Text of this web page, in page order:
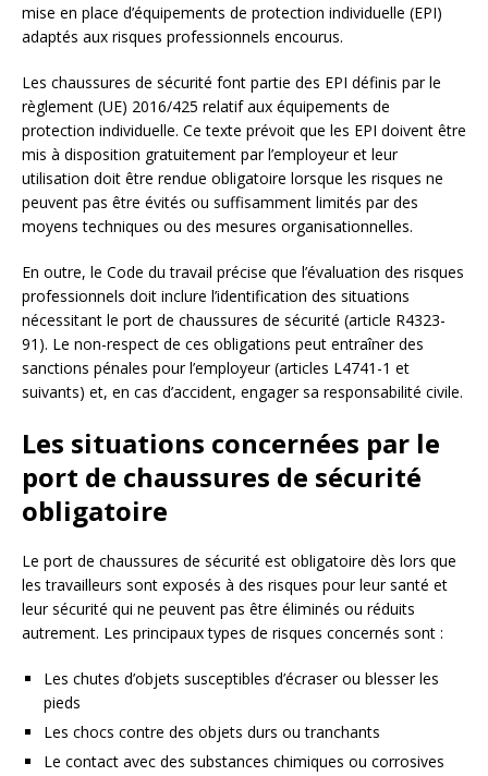
mise en place d’équipements de protection individuelle (EPI)
adaptés aux risques professionnels encourus.
Les chaussures de sécurité font partie des EPI définis par le
règlement (UE) 2016/425 relatif aux équipements de
protection individuelle. Ce texte prévoit que les EPI doivent être
mis à disposition gratuitement par l’employeur et leur
utilisation doit être rendue obligatoire lorsque les risques ne
peuvent pas être évités ou suffisamment limités par des
moyens techniques ou des mesures organisationnelles.
En outre, le Code du travail précise que l’évaluation des risques
professionnels doit inclure l’identification des situations
nécessitant le port de chaussures de sécurité (article R4323-
91). Le non-respect de ces obligations peut entraîner des
sanctions pénales pour l’employeur (articles L4741-1 et
suivants) et, en cas d’accident, engager sa responsabilité civile.
Les situations concernées par le
port de chaussures de sécurité
obligatoire
Le port de chaussures de sécurité est obligatoire dès lors que
les travailleurs sont exposés à des risques pour leur santé et
leur sécurité qui ne peuvent pas être éliminés ou réduits
autrement. Les principaux types de risques concernés sont :
Les chutes d’objets susceptibles d’écraser ou blesser les
pieds
Les chocs contre des objets durs ou tranchants
Le contact avec des substances chimiques ou corrosives